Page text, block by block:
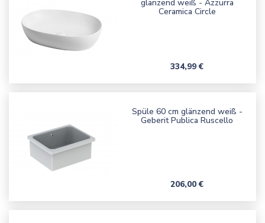
glänzend weiß - Azzurra
Ceramica Circle
Preis
334,99 €
Spüle 60 cm glänzend weiß -
Geberit Publica Ruscello
Preis
206,00 €